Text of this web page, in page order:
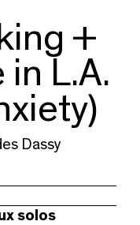
+
L.A.
Dassy
solos